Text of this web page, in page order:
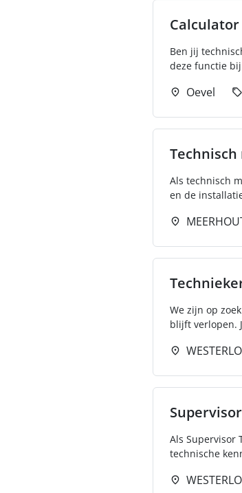
Calculator
Ben jij
deze functie
Oevel
Als technisch
en de
We zijn op
blijft verlopen.
WESTERLO
Als Supervisor
technische
WESTERLO